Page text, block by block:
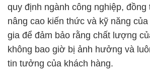
quy định ngành công nghiệp, đồng
nâng cao kiến thức và kỹ năng
gia để đảm bảo rằng chất lượng
không bao giờ bị ảnh hưởng và
tin tưởng của khách hàng.